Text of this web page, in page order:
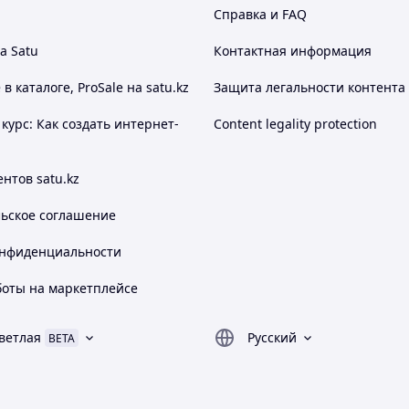
ситуациях и средах:
и муниципальных учреждений,
доступности.
откидные пандусы, чтобы обеспечить
пандусы помогают клиентам с
как автобусы и поезда, могут быть установлены
преимуществ:
для всех, что способствует
поднятие и спуск по барьерам, уменьшая риск
возможностями быть более
Satu
каталоге, ProSale на satu.kz
Как создать интернет-
satu.kz
соглашение
на маркетплейсе
Справка и FAQ
Контактная информация
Защита легальности контента
Content legality protection
BETA
Русский